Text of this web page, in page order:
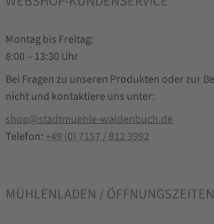
Montag bis Freitag:
8:00 – 13:30 Uhr
Bei Fragen zu unseren Produkten oder zur
nicht und kontaktiere uns unter:
shop@stadtmuehle-waldenbuch.de
Telefon: +49 (0) 7157 / 812 3992
MÜHLENLADEN / ÖFFNUNGSZEITEN